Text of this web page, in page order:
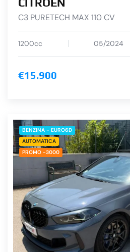
C3 PURETECH MAX 110 CV
1200cc 05/2024
€15.900
BENZINA - EURO6D
AUTOMATICA
PROMO -3000